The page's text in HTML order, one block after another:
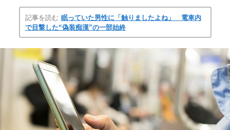
記事を読む 眠っていた男性に「触りましたよね」 電車内
で目撃した“偽装痴漢”の一部始終